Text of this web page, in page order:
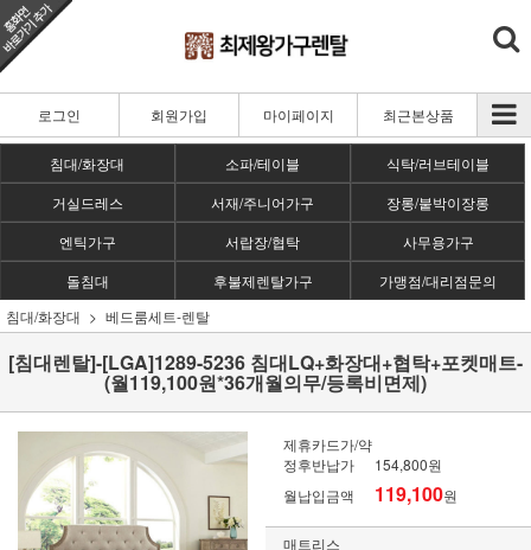
로그인 회원가입 마이페이지 최근본상품
침대/화장대 소파/테이블
식탁/러브테이블
거실드레스
서재/주니어가구
장롱/붙박이장롱
엔틱가구
서랍장/협탁
사무용가구
돌침대
후불제렌탈가구
가맹점/대리점문의
침대/화장대
베드룸세트-렌탈
[침대렌탈]-[LGA]1289-5236 침대LQ+화장대+협탁+포켓매트-
(월119,100원*36개월의무/등록비면제)
제휴카드가/약
정후반납가
154,800원
월납입금액
119,100원
매트리스